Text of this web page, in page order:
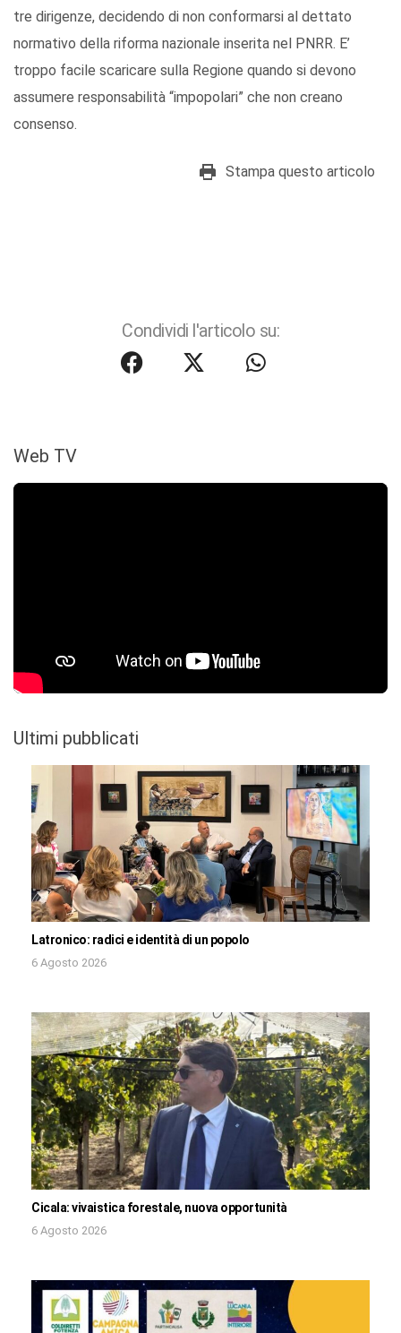
tre dirigenze, decidendo di non conformarsi al dettato
normativo della riforma nazionale inserita nel PNRR. E’
troppo facile scaricare sulla Regione quando si devono
assumere responsabilità “impopolari” che non creano
consenso.
Stampa questo articolo
Condividi l'articolo su:
Web TV
Ultimi pubblicati
Latronico: radici e identità di un popolo
6 Agosto 2026
Cicala: vivaistica forestale, nuova opportunità
6 Agosto 2026